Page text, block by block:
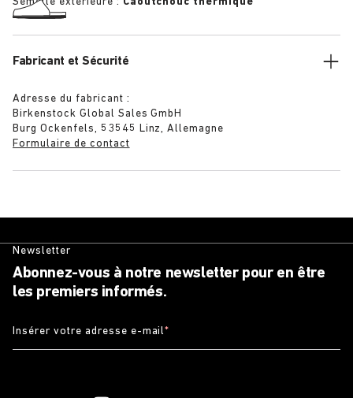
Fabricant et Sécurité
Adresse du fabricant :
Birkenstock Global Sales GmbH
Burg Ockenfels, 53545 Linz, Allemagne
Formulaire de contact
Newsletter
Abonnez-vous à notre newsletter pour en être
les premiers informés.
Insérer votre adresse e-mail*